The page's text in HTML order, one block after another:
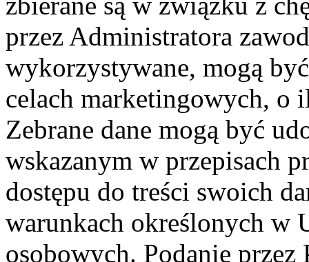
przez Administratora
wykorzystywane, mogą
celach marketingowych, o
Zebrane dane mogą być
wskazanym w przepisach
dostępu do treści swoich
warunkach określonych w
osobowych. Podanie przez